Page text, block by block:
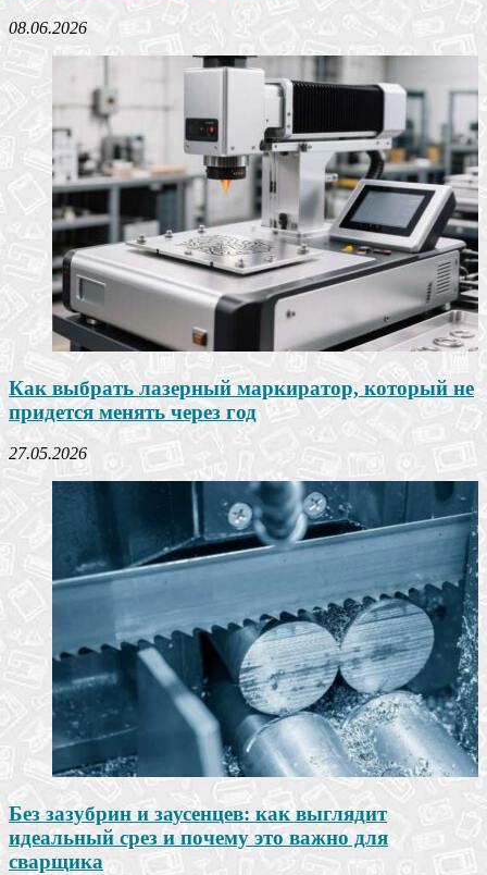
08.06.2026
Как выбрать лазерный маркиратор, который не
придется менять через год
27.05.2026
Без зазубрин и заусенцев: как выглядит
идеальный срез и почему это важно для
сварщика